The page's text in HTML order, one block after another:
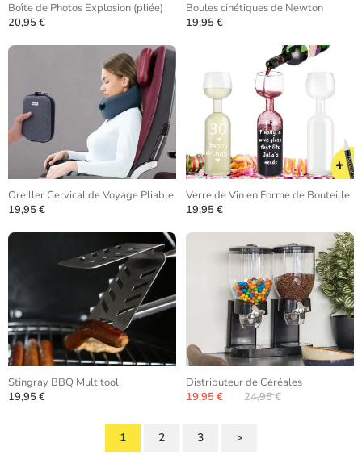
Boîte de Photos Explosion (pliée)
20,95 €
Boules cinétiques de Newton
19,95 €
Oreiller Cervical de Voyage Pliable
19,95 €
Verre de Vin en Forme de Bouteille
19,95 €
Stingray BBQ Multitool
19,95 €
Distributeur de Céréales
19,95 €
24,95 €
1 2 3 >